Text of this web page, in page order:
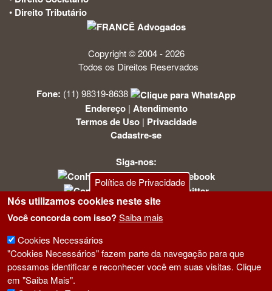
Política de Privacidade
Nós utilizamos cookies neste site
Você concorda com isso? Saiba mais
Cookies Necessários
"Cookies Necessários" fazem parte da navegação para que
possamos identificar e reconhecer você em suas visitas. Clique
em "Saiba Mais".
• Direito Tributário
Copyright © 2004 - 2026
Todos os Direitos Reservados
Fone: (11) 98319-8638
Endereço| Atendimento
Termos de Uso| Privacidade
Cadastre-se
Siga-nos: